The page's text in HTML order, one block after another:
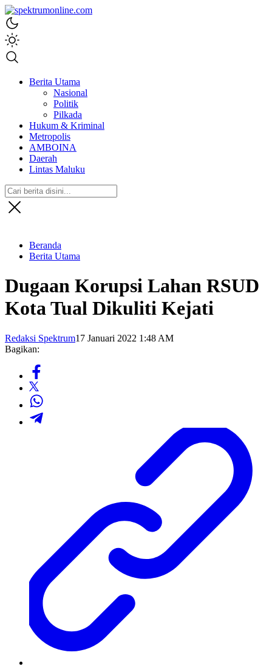
spektrumonline.com
Berita Utama
Nasional
Politik
Pilkada
Hukum & Kriminal
Metropolis
AMBOINA
Daerah
Lintas Maluku
Beranda
Berita Utama
Dugaan Korupsi Lahan RSUD
Kota Tual Dikuliti Kejati
Redaksi Spektrum17 Januari 2022 1:48 AM
Bagikan: